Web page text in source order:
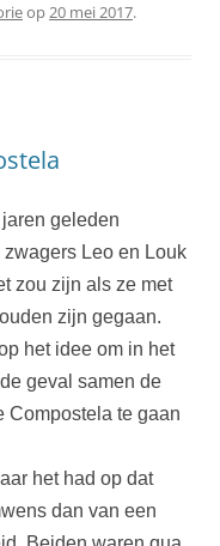
op20 mei 2017.
geleden
Leo en Louk
zou zijn als ze met
zijn gegaan.
het idee om in het
geval samen de
Compostela te gaan
het had op dat
dan van een